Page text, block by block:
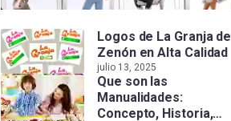
Logos de La Granja de
Zenón en Alta Calidad
julio 13, 2025
Que son las
Manualidades:
Concepto, Historia,